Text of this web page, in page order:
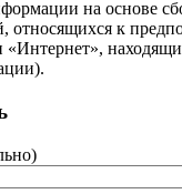
на основе
относящихся к
«Интернет»,